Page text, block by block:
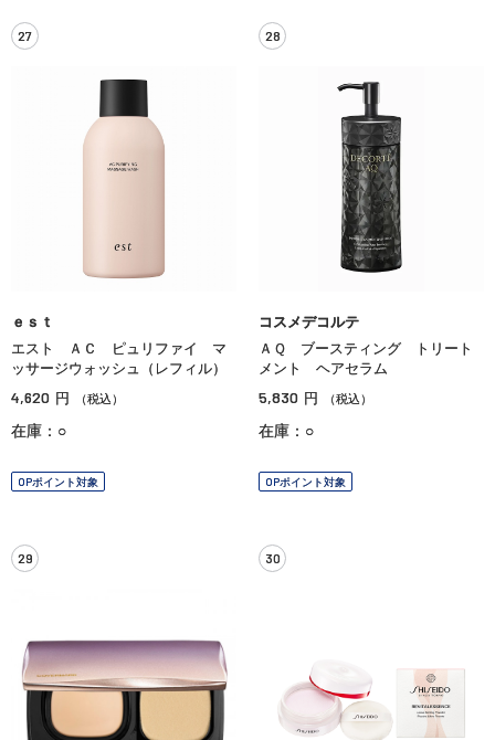
27
ｅｓｔ
エスト ＡＣ ピュリファイ マ
ッサージウォッシュ（レフィル）
4,620 円 （税込）
在庫：○
OPポイント対象
28
コスメデコルテ
ＡＱ ブースティング トリート
メント ヘアセラム
5,830 円 （税込）
在庫：○
OPポイント対象
29 30